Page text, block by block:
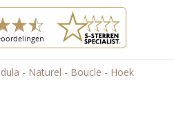
- Naturel - Boucle - Hoek